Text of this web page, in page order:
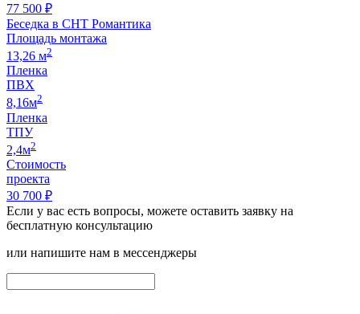
77 500 ₽
Беседка в СНТ Романтика
Площадь монтажа
13,26 м2
Пленка
ПВХ
8,16м2
Пленка
ТПУ
2,4м2
Стоимость
проекта
30 700 ₽
Если у вас есть вопросы, можете оставить заявку на
бесплатную консультацию
или напишите нам в мессенджеры